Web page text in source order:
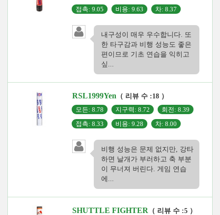
접촉: 9.05
비용: 9.63 차: 8.37
내구성이 매우 우수합니다. 또
한 타구감과 비행 성능도 좋은
편이므로 기초 연습을 익히고
싶...
RSL1999Yen （ 리뷰 수 :18 ）
모든: 8.78
지구력: 8.72
회전: 8.39
접촉: 8.33
비용: 9.28 차: 8.00
비행 성능은 문제 없지만, 강타
하면 날개가 부러하고 축 부분
이 무너져 버린다. 게임 연습
에...
SHUTTLE FIGHTER （ 리뷰 수 :5 ）